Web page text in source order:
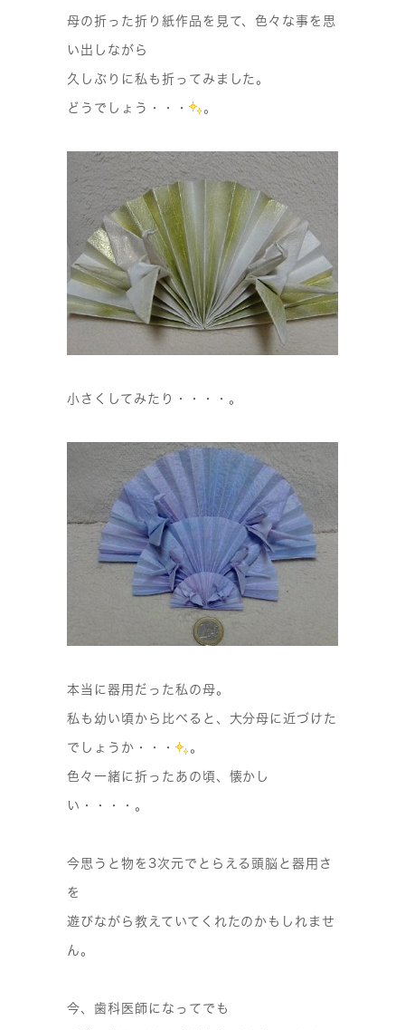
母の折った折り紙作品を見て、色々な事を思
い出しながら
久しぶりに私も折ってみました。
どうでしょう・・・ 。
小さくしてみたり・・・・。
本当に器用だった私の母。
私も幼い頃から比べると、大分母に近づけた
でしょうか・・・ 。
色々一緒に折ったあの頃、懐かし
い・・・・。
今思うと物を3次元でとらえる頭脳と器用さ
を
遊びながら教えていてくれたのかもしれませ
ん。
今、歯科医師になってでも